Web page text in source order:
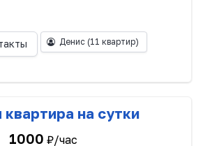
Денис (11 квартир)
на сутки
1000 ₽/час